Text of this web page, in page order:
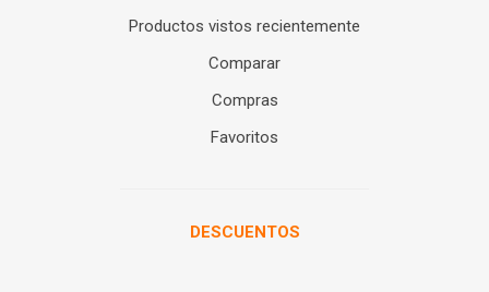
Productos vistos recientemente
Comparar
Compras
Favoritos
DESCUENTOS